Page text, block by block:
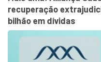
recuperação
bilhão em dívidas